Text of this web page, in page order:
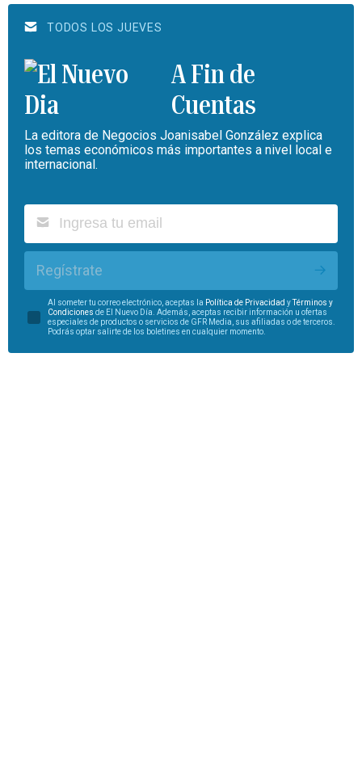
TODOS LOS JUEVES
A Fin de
Cuentas
La editora de Negocios Joanisabel González explica
los temas económicos más importantes a nivel local e
internacional.
Regístrate
Al someter tu correo electrónico, aceptas la Política de Privacidad yTérminos y
Condiciones de El Nuevo Día. Además, aceptas recibir información u ofertas
especiales de productos o servicios de GFR Media, sus afiliadas o de terceros.
Podrás optar salirte de los boletines en cualquier momento.